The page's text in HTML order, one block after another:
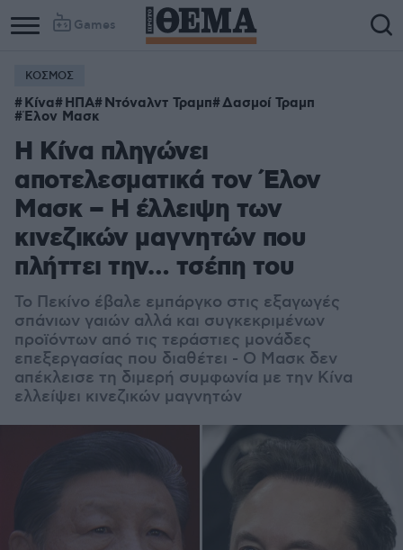
Games
ΚΟΣΜΟΣ
Κίνα ΗΠΑ Ντόναλντ Τραμπ Δασμοί Τραμπ
Έλον Μασκ
Η Κίνα πληγώνει
αποτελεσματικά τον Έλον
Μασκ – Η έλλειψη των
κινεζικών μαγνητών που
πλήττει την… τσέπη του
Το Πεκίνο έβαλε εμπάργκο στις εξαγωγές
σπάνιων γαιών αλλά και συγκεκριμένων
προϊόντων από τις τεράστιες μονάδες
επεξεργασίας που διαθέτει - Ο Μασκ δεν
απέκλεισε τη διμερή συμφωνία με την Κίνα
ελλείψει κινεζικών μαγνητών